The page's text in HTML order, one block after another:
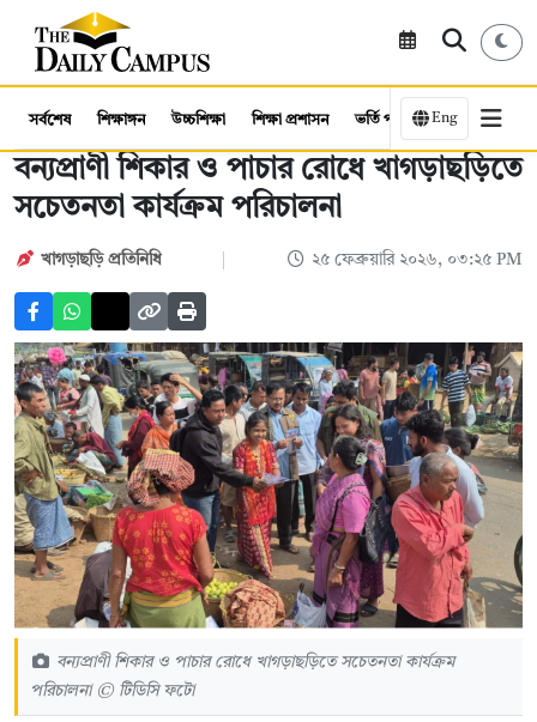
সর্বশেষ শিক্ষাঙ্গন উচ্চশিক্ষা শিক্ষা প্রশাসন ভর্তি পরীক্ষা কর্মসংস্থান
Eng
বন্যপ্রাণী শিকার ও পাচার রোধে খাগড়াছড়িতে
সচেতনতা কার্যক্রম পরিচালনা
খাগড়াছড়ি প্রতিনিধি ২৫ ফেব্রুয়ারি ২০২৬, ০৩:২৫ PM
বন্যপ্রাণী শিকার ও পাচার রোধে খাগড়াছড়িতে সচেতনতা কার্যক্রম
পরিচালনা © টিডিসি ফটো